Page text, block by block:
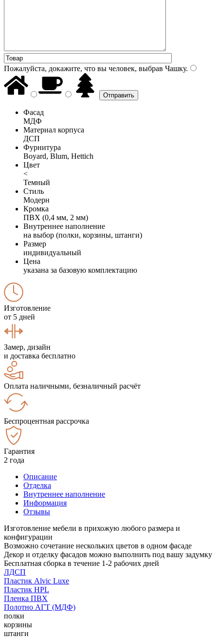
Пожалуйста, докажите, что вы человек, выбрав Чашку.
Фасад
МДФ
Материал корпуса
ДСП
Фурнитура
Boyard, Blum, Hettich
Цвет
<
Темный
Стиль
Модерн
Кромка
ПВХ (0,4 мм, 2 мм)
Внутреннее наполнение
на выбор (полки, корзины, штанги)
Размер
индивидуальный
Цена
указана за базовую комплектацию
Изготовление
от 5 дней
Замер, дизайн
и доставка бесплатно
Оплата наличными, безналичный расчёт
Беспроцентная рассрочка
Гарантия
2 года
Описание
Отделка
Внутреннее наполнение
Информация
Отзывы
Изготовление мебели в прихожую любого размера и
конфигурации
Возможно сочетание нескольких цветов в одном фасаде
Декор и отделку фасадов можно выполнить под вашу задумку
Бесплатная сборка в течение 1-2 рабочих дней
ЛДСП
Пластик Alvic Luxe
Пластик HPL
Пленка ПВХ
Полотно АГТ (МДФ)
полки
корзины
штанги